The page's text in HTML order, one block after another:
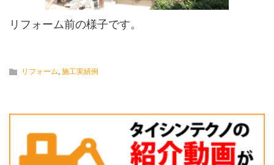
リフォーム前の様子です。
リフォーム, 施工実績例